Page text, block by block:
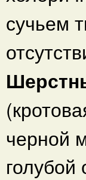
сучьем
черной
голубой